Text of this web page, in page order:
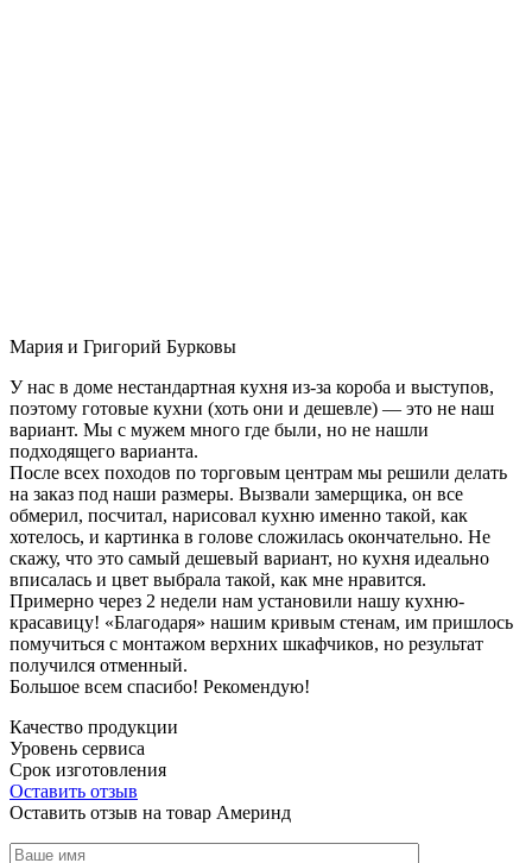
Мария и Григорий Бурковы
У нас в доме нестандартная кухня из-за короба и выступов,
поэтому готовые кухни (хоть они и дешевле) — это не наш
вариант. Мы с мужем много где были, но не нашли
подходящего варианта.
После всех походов по торговым центрам мы решили делать
на заказ под наши размеры. Вызвали замерщика, он все
обмерил, посчитал, нарисовал кухню именно такой, как
хотелось, и картинка в голове сложилась окончательно. Не
скажу, что это самый дешевый вариант, но кухня идеально
вписалась и цвет выбрала такой, как мне нравится.
Примерно через 2 недели нам установили нашу кухню-
красавицу! «Благодаря» нашим кривым стенам, им пришлось
помучиться с монтажом верхних шкафчиков, но результат
получился отменный.
Большое всем спасибо! Рекомендую!
Качество продукции
Уровень сервиса
Срок изготовления
Оставить отзыв
Оставить отзыв на товар Америнд